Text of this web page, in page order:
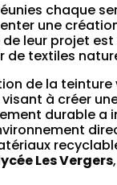
chaque
une
projet est
textiles
de la
à créer
durable a
Les Vergers